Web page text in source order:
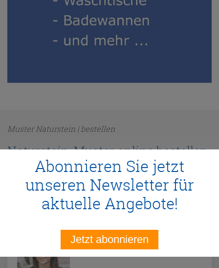
Abonnieren Sie jetzt
unseren Newsletter für
aktuelle Angebote!
Jetzt abonnieren
Muster Naturstein | bestellen
Naturstein-Muster online bestellen
Hier können Sie Naturstein-Muster online bestellen.